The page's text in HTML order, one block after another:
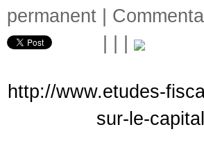
permanent
http://www.etudes-
sur-le-